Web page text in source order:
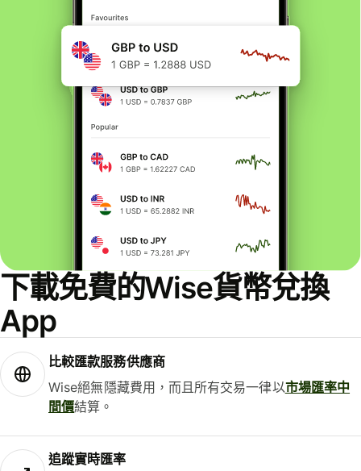
下載免費的Wise貨幣兌換
App
比較匯款服務供應商
Wise絕無隱藏費用，而且所有交易一律以市場匯率中
間價結算。
追蹤實時匯率